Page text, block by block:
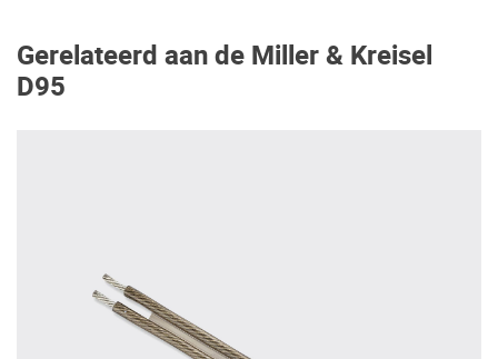
Gerelateerd aan de Miller & Kreisel
D95